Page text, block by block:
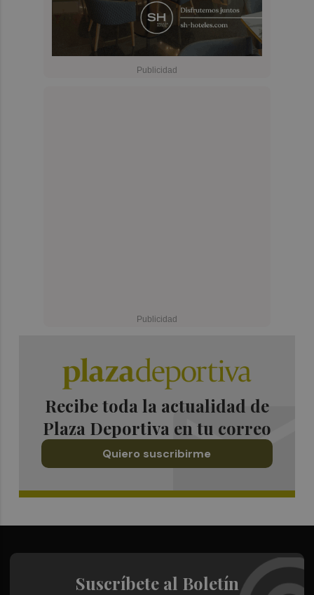
Recibe toda la actualidad de
Plaza Deportiva en tu correo
Quiero suscribirme
Suscríbete al Boletín